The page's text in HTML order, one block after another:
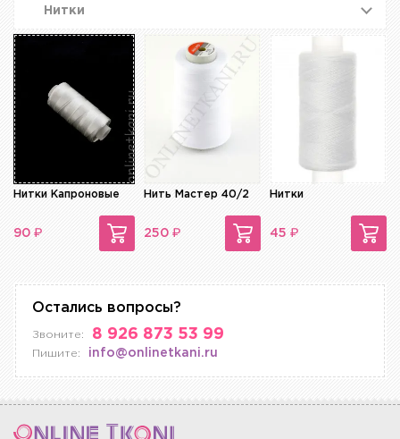
Нитки
Нитки Капроновые
90 ₽
Нить Мастер 40/2
250 ₽
Нитки
45 ₽
Остались вопросы?
Звоните: 8 926 873 53 99
Пишите: info@onlinetkani.ru